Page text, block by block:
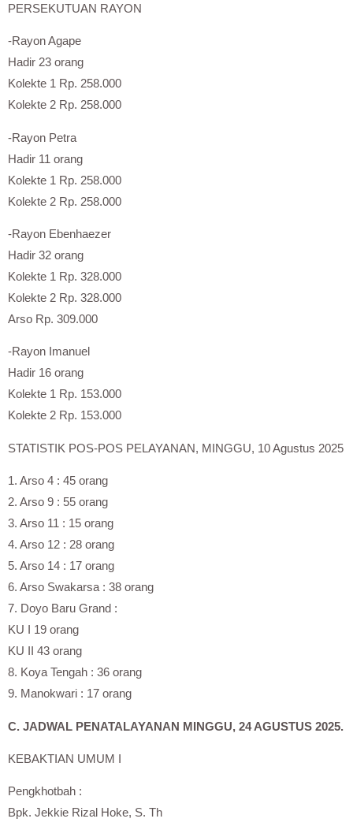
PERSEKUTUAN RAYON
-Rayon Agape
Hadir 23 orang
Kolekte 1 Rp. 258.000
Kolekte 2 Rp. 258.000
-Rayon Petra
Hadir 11 orang
Kolekte 1 Rp. 258.000
Kolekte 2 Rp. 258.000
-Rayon Ebenhaezer
Hadir 32 orang
Kolekte 1 Rp. 328.000
Kolekte 2 Rp. 328.000
Arso Rp. 309.000
-Rayon Imanuel
Hadir 16 orang
Kolekte 1 Rp. 153.000
Kolekte 2 Rp. 153.000
STATISTIK POS-POS PELAYANAN, MINGGU, 10 Agustus 2025
1. Arso 4 : 45 orang
2. Arso 9 : 55 orang
3. Arso 11 : 15 orang
4. Arso 12 : 28 orang
5. Arso 14 : 17 orang
6. Arso Swakarsa : 38 orang
7. Doyo Baru Grand :
KU I 19 orang
KU II 43 orang
8. Koya Tengah : 36 orang
9. Manokwari : 17 orang
C. JADWAL PENATALAYANAN MINGGU, 24 AGUSTUS 2025.
KEBAKTIAN UMUM I
Pengkhotbah :
Bpk. Jekkie Rizal Hoke, S. Th